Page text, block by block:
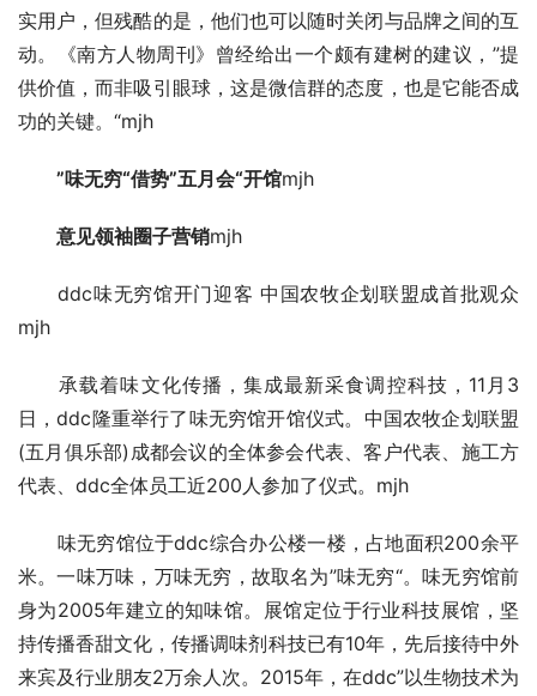
实用户，但残酷的是，他们也可以随时关闭与品牌之间的互
动。《南方人物周刊》曾经给出一个颇有建树的建议，”提
供价值，而非吸引眼球，这是微信群的态度，也是它能否成
功的关键。“mjh
”味无穷“借势”五月会“开馆mjh
意见领袖圈子营销mjh
ddc味无穷馆开门迎客 中国农牧企划联盟成首批观众
mjh
承载着味文化传播，集成最新采食调控科技，11月3
日，ddc隆重举行了味无穷馆开馆仪式。中国农牧企划联盟
(五月俱乐部)成都会议的全体参会代表、客户代表、施工方
代表、ddc全体员工近200人参加了仪式。mjh
味无穷馆位于ddc综合办公楼一楼，占地面积200余平
米。一味万味，万味无穷，故取名为”味无穷“。味无穷馆前
身为2005年建立的知味馆。展馆定位于行业科技展馆，坚
持传播香甜文化，传播调味剂科技已有10年，先后接待中外
来宾及行业朋友2万余人次。2015年，在ddc”以生物技术为